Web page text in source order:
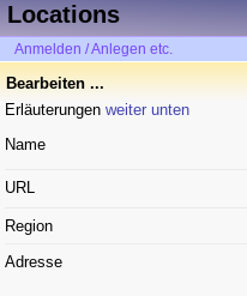
Locations
Anmelden / Anlegen etc.
Bearbeiten ...
Erläuterungen weiter unten
Name
URL
Region
Adresse